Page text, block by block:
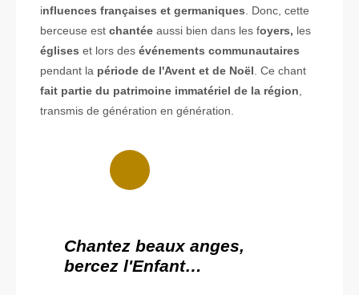
influences françaises et germaniques . Donc, cette
berceuse est chantée aussi bien dans les foyers, les
églises et lors des événements communautaires
pendant la période de l'Avent et de Noël . Ce chant
fait partie du patrimoine immatériel de la région
transmis de génération en génération.
Chantez beaux anges,
bercez l'Enfant…